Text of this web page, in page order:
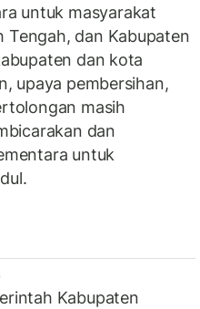
untuk masyarakat
Tengah, dan Kabupaten
dan kota
upaya pembersihan,
masih
dan
untuk
Kabupaten